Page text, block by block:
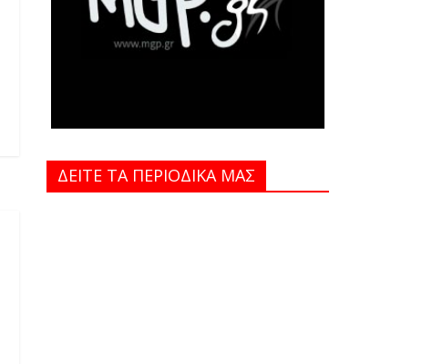
ΔΕΙΤΕ ΤΑ ΠΕΡΙΟΔΙΚΑ MAΣ